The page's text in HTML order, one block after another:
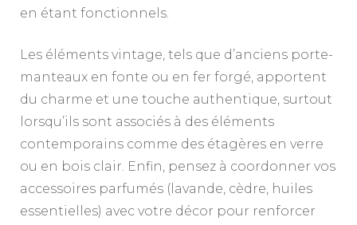
en étant fonctionnels.
Les éléments vintage, tels que d’anciens porte-
manteaux en fonte ou en fer forgé, apportent
du charme et une touche authentique, surtout
lorsqu’ils sont associés à des éléments
contemporains comme des étagères en verre
ou en bois clair. Enfin, pensez à coordonner vos
accessoires parfumés (lavande, cèdre, huiles
essentielles) avec votre décor pour renforcer